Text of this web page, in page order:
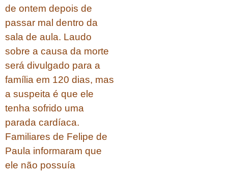
de ontem depois de
passar mal dentro da
sala de aula. Laudo
sobre a causa da morte
será divulgado para a
família em 120 dias, mas
a suspeita é que ele
tenha sofrido uma
parada cardíaca.
Familiares de Felipe de
Paula informaram que
ele não possuía